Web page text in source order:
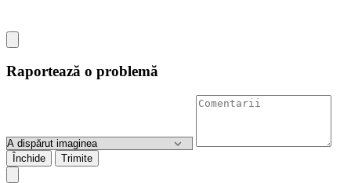
Raportează o problemă
Închide Trimite